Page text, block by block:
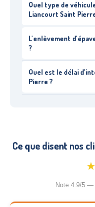
Quel type de
Liancourt Saint
L’enlèvement
?
Quel est le délai
Pierre ?
Ce que disent nos
Note 4.9/5 —